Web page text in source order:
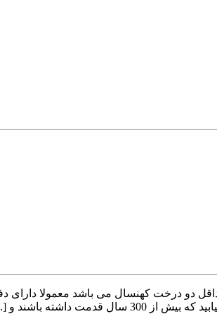
دو درخت کهنسال می باشد معمولا دارای
باشند و [...]